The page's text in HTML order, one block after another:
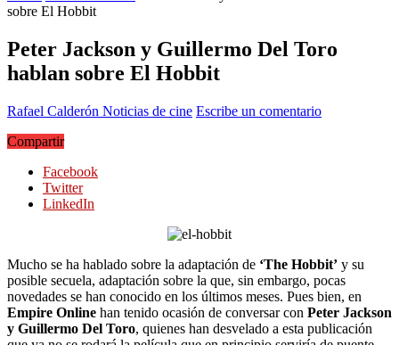
sobre El Hobbit
Peter Jackson y Guillermo Del Toro
hablan sobre El Hobbit
Rafael Calderón Noticias de cine Escribe un comentario
Compartir
Facebook
Twitter
LinkedIn
Mucho se ha hablado sobre la adaptación de ‘The Hobbit’ y su
posible secuela, adaptación sobre la que, sin embargo, pocas
novedades se han conocido en los últimos meses. Pues bien, en
Empire Online han tenido ocasión de conversar con Peter Jackson
y Guillermo Del Toro, quienes han desvelado a esta publicación